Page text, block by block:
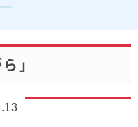
」